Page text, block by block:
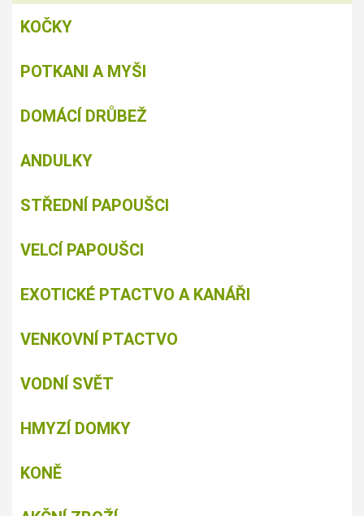
KOČKY
POTKANI A MYŠI
DOMÁCÍ DRŮBEŽ
ANDULKY
STŘEDNÍ PAPOUŠCI
VELCÍ PAPOUŠCI
EXOTICKÉ PTACTVO A KANÁŘI
VENKOVNÍ PTACTVO
VODNÍ SVĚT
HMYZÍ DOMKY
KONĚ